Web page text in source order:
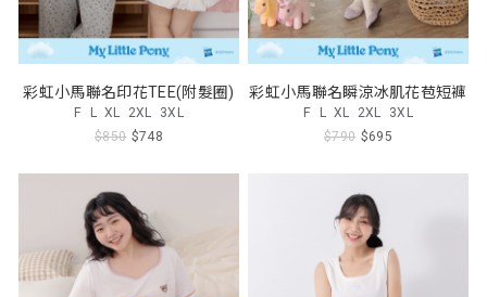
彩虹小馬聯名印花TEE(附髮圈)
F L XL 2XL 3XL
$850 $748
彩虹小馬聯名瞬涼冰肌花苞短褲
F L XL 2XL 3XL
$790 $695